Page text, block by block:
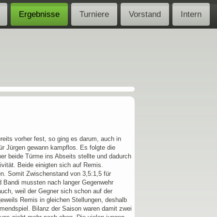
Ergebnisse Turniere Vorstand Intern
vorher fest, so ging es darum, auch in
Jürgen gewann kampflos. Es folgte die
beide Türme ins Abseits stellte und dadurch
Beide einigten sich auf Remis.
Somit Zwischenstand von 3,5:1,5 für
mussten nach langer Gegenwehr
weil der Gegner sich schon auf der
Remis in gleichen Stellungen, deshalb
Bilanz der Saison waren damit zwei